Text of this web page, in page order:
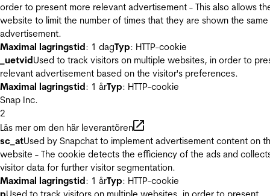
order to present more relevant advertisement - This also allows
website to limit the number of times that they are shown the same
advertisement.
Maximal lagringstid: 1 dagTyp: HTTP-cookie
_uetvidUsed to track visitors on multiple websites, in order to
relevant advertisement based on the visitor's preferences.
Maximal lagringstid: 1 årTyp: HTTP-cookie
Snap Inc.
2
Läs mer om den här leverantören
sc_atUsed by Snapchat to implement advertisement content on
website - The cookie detects the efficiency of the ads and
visitor data for further visitor segmentation.
Maximal lagringstid: 1 årTyp: HTTP-cookie